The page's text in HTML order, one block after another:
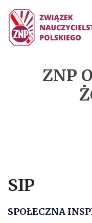
ZNP
SIP
SPOŁECZNA